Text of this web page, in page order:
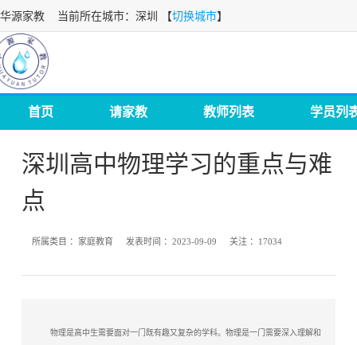
华源家教 当前所在城市：深圳 【切换城市】
首页 请家教 教师列表 学员列
深圳高中物理学习的重点与难
点
所属类目 ： 家庭教育 发表时间 ：2023-09-09 关注 ： 17034
物理是高中生需要面对一门既有趣又复杂的学科。物理是一门需要深入理解和